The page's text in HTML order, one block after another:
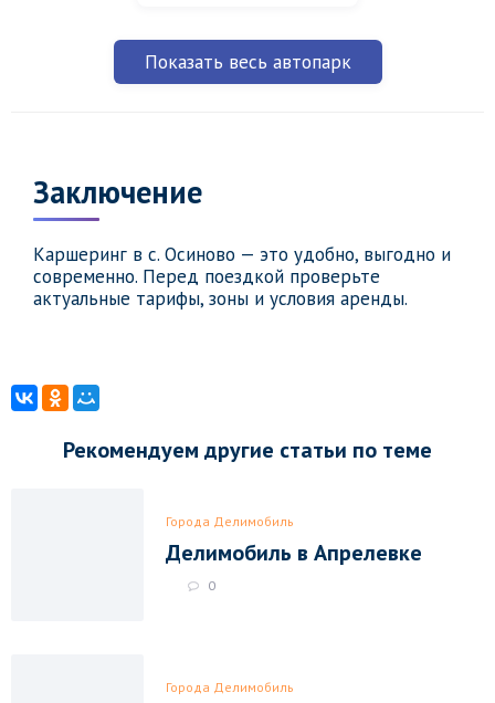
Показать весь автопарк
Заключение
Каршеринг в с. Осиново — это удобно, выгодно и
современно. Перед поездкой проверьте
актуальные тарифы, зоны и условия аренды.
Рекомендуем другие статьи по теме
Города Делимобиль
Делимобиль в Апрелевке
0
Города Делимобиль